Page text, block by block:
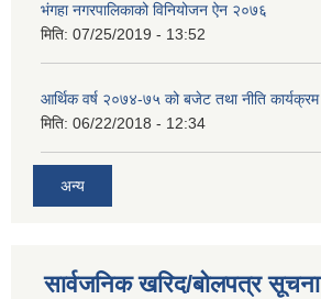
भंगहा नगरपालिकाको विनियोजन ऐन २०७६
मिति: 07/25/2019 - 13:52
आर्थिक वर्ष २०७४-७५ को बजेट तथा नीति कार्यक्रम
मिति: 06/22/2018 - 12:34
अन्य
सार्वजनिक खरिद/बोलपत्र सूचना